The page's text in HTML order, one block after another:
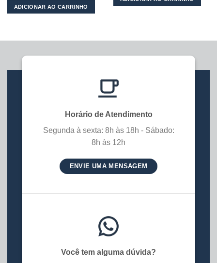
ADICIONAR AO CARRINHO
Horário de Atendimento
Segunda à sexta: 8h às 18h - Sábado:
8h às 12h
ENVIE UMA MENSAGEM
Você tem alguma dúvida?